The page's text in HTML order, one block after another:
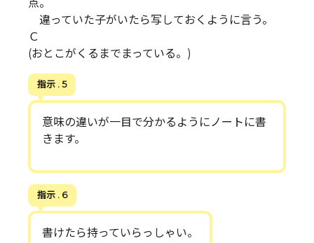
点。
違っていた子がいたら写しておくように言う。
Ｃ
(おとこがくるまでまっている。)
指示 . 5
意味の違いが一目で分かるようにノートに書
きます。
指示 . 6
書けたら持っていらっしゃい。